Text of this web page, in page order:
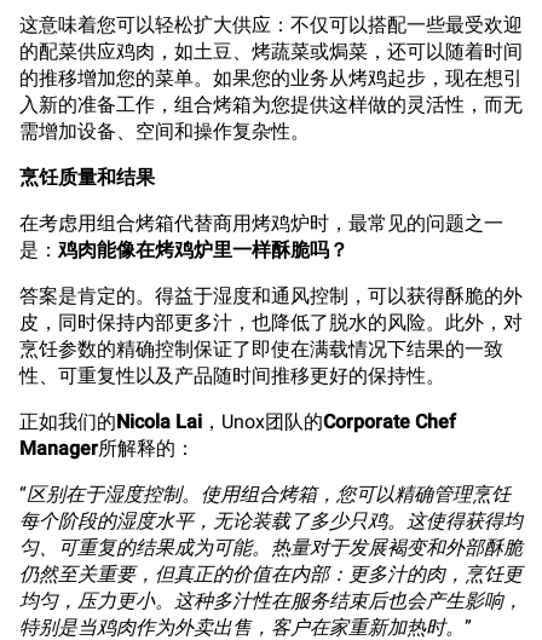
这意味着您可以轻松扩大供应：不仅可以搭配一些最受欢迎
的配菜供应鸡肉，如土豆、烤蔬菜或焗菜，还可以随着时间
的推移增加您的菜单。如果您的业务从烤鸡起步，现在想引
入新的准备工作，组合烤箱为您提供这样做的灵活性，而无
需增加设备、空间和操作复杂性。
烹饪质量和结果
在考虑用组合烤箱代替商用烤鸡炉时，最常见的问题之一
是： 鸡肉能像在烤鸡炉里一样酥脆吗？
答案是肯定的。得益于湿度和通风控制，可以获得酥脆的外
皮，同时保持内部更多汁，也降低了脱水的风险。此外，对
烹饪参数的精确控制保证了即使在满载情况下结果的一致
性、可重复性以及产品随时间推移更好的保持性。
正如我们的Nicola Lai ，Unox团队的Corporate Chef
Manager所解释的：
“区别在于湿度控制。使用组合烤箱，您可以精确管理烹饪
每个阶段的湿度水平，无论装载了多少只鸡。这使得获得均
匀、可重复的结果成为可能。热量对于发展褐变和外部酥脆
仍然至关重要，但真正的价值在内部：更多汁的肉，烹饪更
均匀，压力更小。这种多汁性在服务结束后也会产生影响，
特别是当鸡肉作为外卖出售，客户在家重新加热时。 ”